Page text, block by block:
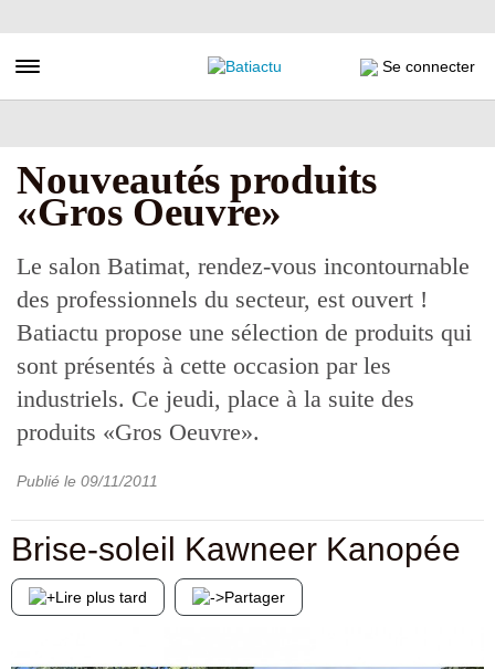
au
principal
Toggle navigation Se connecter
Nouveautés produits
«Gros Oeuvre»
Le salon Batimat, rendez-vous incontournable
des professionnels du secteur, est ouvert !
Batiactu propose une sélection de produits qui
sont présentés à cette occasion par les
industriels. Ce jeudi, place à la suite des
produits «Gros Oeuvre».
Publié le 09/11/2011
Brise-soleil Kawneer Kanopée
Lire plus tard Partager